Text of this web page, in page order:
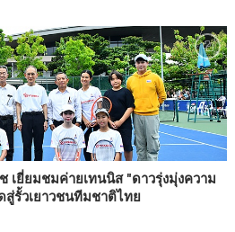
เยี่ยมชมค่ายเทนนิส "ดาวรุ่งมุ่งความ
สู่รั้วเยาวชนทีมชาติไทย